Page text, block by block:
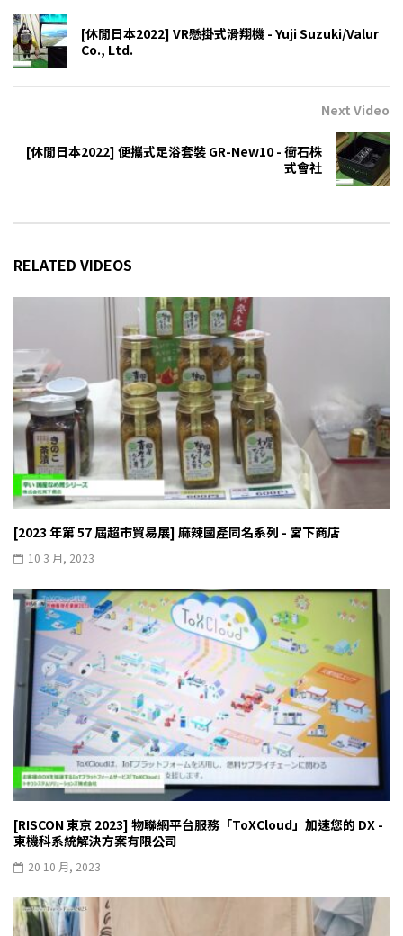
[休閒日本2022] VR懸掛式滑翔機 - Yuji Suzuki/Valur
Co., Ltd.
Next Video
[休閒日本2022] 便攜式足浴套裝 GR-New10 - 衝石株
式會社
RELATED VIDEOS
[2023 年第 57 屆超市貿易展] 麻辣國產同名系列 - 宮下商店
10 3 月, 2023
[RISCON 東京 2023] 物聯網平台服務「ToXCloud」加速您的 DX -
東機科系統解決方案有限公司
20 10 月, 2023